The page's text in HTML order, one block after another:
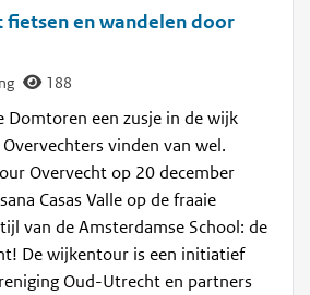
en wandelen door
188
Domtoren een zusje in de wijk
vinden van wel.
Overvecht op 20 december
Casas Valle op de fraaie
van de Amsterdamse School: de
De wijkentour is een initiatief
Oud-Utrecht en partners